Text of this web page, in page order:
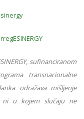
sufinanciranom
transnacionalne
odražava mišljenje
ni u kojem slučaju ne